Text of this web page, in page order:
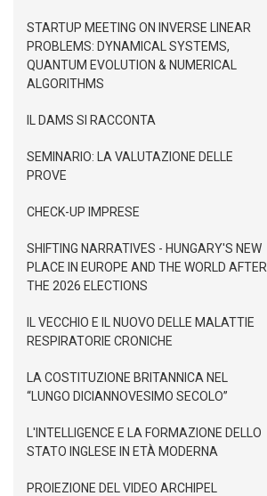
STARTUP MEETING ON INVERSE LINEAR
PROBLEMS: DYNAMICAL SYSTEMS,
QUANTUM EVOLUTION & NUMERICAL
ALGORITHMS
IL DAMS SI RACCONTA
SEMINARIO: LA VALUTAZIONE DELLE
PROVE
CHECK-UP IMPRESE
SHIFTING NARRATIVES - HUNGARY'S NEW
PLACE IN EUROPE AND THE WORLD AFTER
THE 2026 ELECTIONS
IL VECCHIO E IL NUOVO DELLE MALATTIE
RESPIRATORIE CRONICHE
LA COSTITUZIONE BRITANNICA NEL
“LUNGO DICIANNOVESIMO SECOLO”
L'INTELLIGENCE E LA FORMAZIONE DELLO
STATO INGLESE IN ETÀ MODERNA
PROIEZIONE DEL VIDEO ARCHIPEL